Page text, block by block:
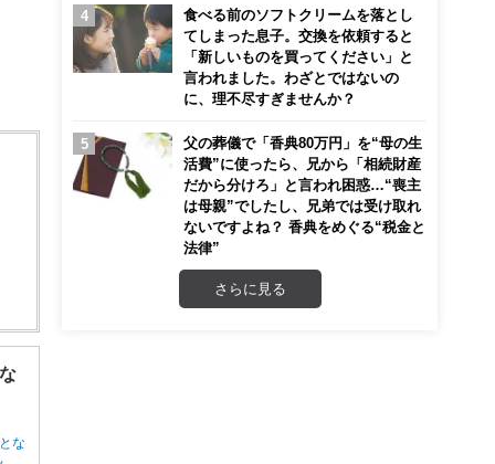
な
食べる前のソフトクリームを落とし
てしまった息子。交換を依頼すると
「新しいものを買ってください」と
言われました。わざとではないの
に、理不尽すぎませんか？
父の葬儀で「香典80万円」を“母の生
活費”に使ったら、兄から「相続財産
だから分けろ」と言われ困惑…“喪主
は母親”でしたし、兄弟では受け取れ
ないですよね？ 香典をめぐる“税金と
法律”
さらに見る